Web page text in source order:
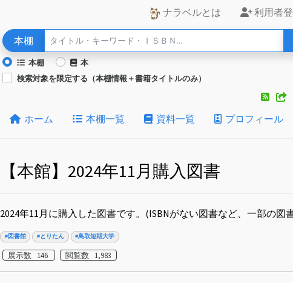
ナラベルとは 利用者
本棚
本棚
本
検索対象を限定する（本棚情報＋書籍タイトルのみ）
ホーム 本棚一覧 資料一覧 プロフィール
【本館】2024年11月購入図書
2024年11月に購入した図書です。(ISBNがない図書など、一部の
#図書館 #とりたん #鳥取短期大学
展示数 146 閲覧数 1,983